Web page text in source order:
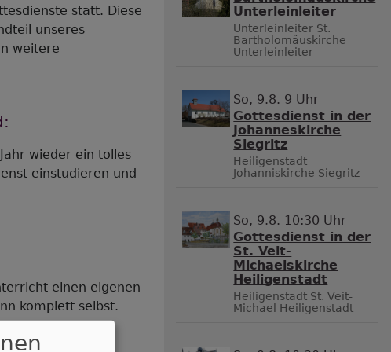
statt. Diese
unseres
weitere
wieder ein tolles
einstudieren und
einen eigenen
komplett selbst.
Unterleinleiter
Unterleinleiter St.
Bartholomäuskirche
Unterleinleiter
So, 9.8. 9 Uhr
Gottesdienst in der
Johanneskirche
Siegritz
Heiligenstadt
Johanniskirche Siegritz
So, 9.8. 10:30 Uhr
Gottesdienst in der
St. Veit-
Michaelskirche
Heiligenstadt
Heiligenstadt St. Veit-
Michael Heiligenstadt